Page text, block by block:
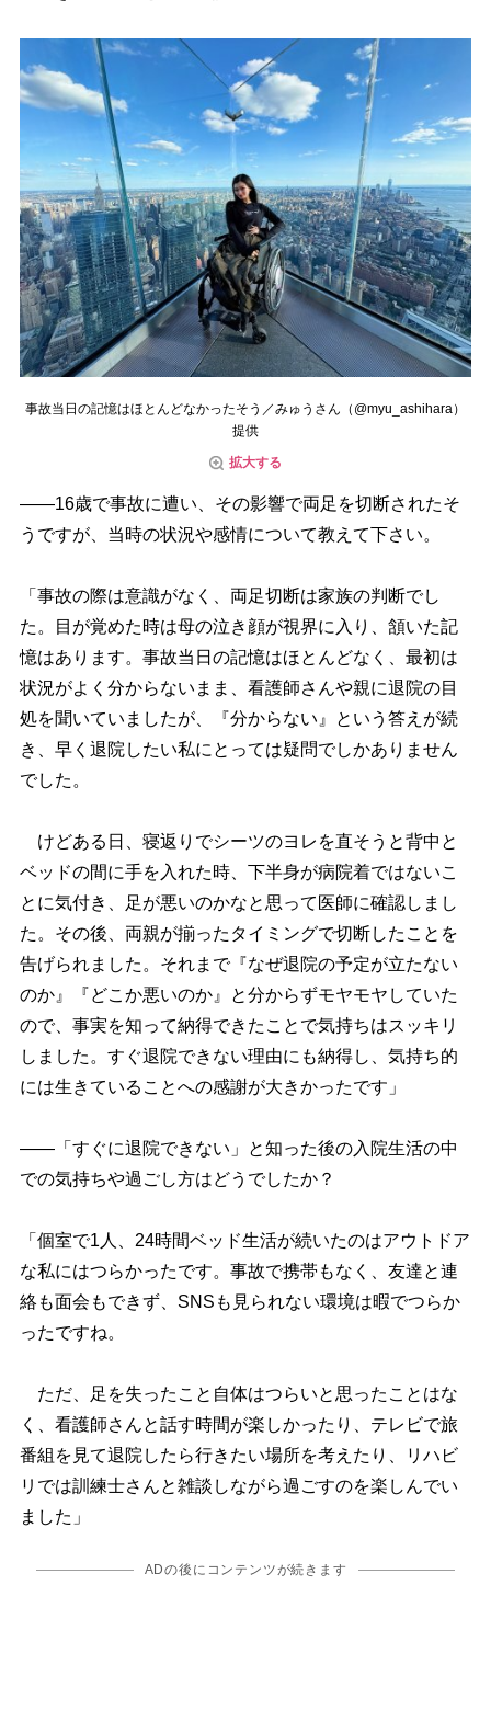
事故当日の記憶はほとんどなかったそう／みゅうさん（@myu_ashihara）
提供
拡大する
――16歳で事故に遭い、その影響で両足を切断されたそ
うですが、当時の状況や感情について教えて下さい。
「事故の際は意識がなく、両足切断は家族の判断でし
た。目が覚めた時は母の泣き顔が視界に入り、頷いた記
憶はあります。事故当日の記憶はほとんどなく、最初は
状況がよく分からないまま、看護師さんや親に退院の目
処を聞いていましたが、『分からない』という答えが続
き、早く退院したい私にとっては疑問でしかありません
でした。
けどある日、寝返りでシーツのヨレを直そうと背中と
ベッドの間に手を入れた時、下半身が病院着ではないこ
とに気付き、足が悪いのかなと思って医師に確認しまし
た。その後、両親が揃ったタイミングで切断したことを
告げられました。それまで『なぜ退院の予定が立たない
のか』『どこか悪いのか』と分からずモヤモヤしていた
ので、事実を知って納得できたことで気持ちはスッキリ
しました。すぐ退院できない理由にも納得し、気持ち的
には生きていることへの感謝が大きかったです」
――「すぐに退院できない」と知った後の入院生活の中
での気持ちや過ごし方はどうでしたか？
「個室で1人、24時間ベッド生活が続いたのはアウトドア
な私にはつらかったです。事故で携帯もなく、友達と連
絡も面会もできず、SNSも見られない環境は暇でつらか
ったですね。
ただ、足を失ったこと自体はつらいと思ったことはな
く、看護師さんと話す時間が楽しかったり、テレビで旅
番組を見て退院したら行きたい場所を考えたり、リハビ
リでは訓練士さんと雑談しながら過ごすのを楽しんでい
ました」
ADの後にコンテンツが続きます